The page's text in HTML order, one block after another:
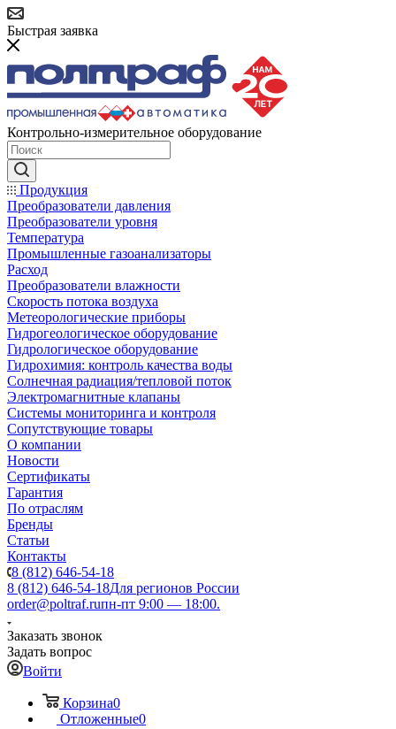
Быстрая заявка
Контрольно-измерительное оборудование
Продукция
Преобразователи давления
Преобразователи уровня
Температура
Промышленные газоанализаторы
Расход
Преобразователи влажности
Скорость потока воздуха
Метеорологические приборы
Гидрогеологическое оборудование
Гидрологическое оборудование
Гидрохимия: контроль качества воды
Солнечная радиация/тепловой поток
Электромагнитные клапаны
Системы мониторинга и контроля
Сопутствующие товары
О компании
Новости
Сертификаты
Гарантия
По отраслям
Бренды
Статьи
Контакты
8 (812) 646-54-18
8 (812) 646-54-18Для регионов России
order@poltraf.ruпн-пт 9:00 — 18:00.
Заказать звонок
Задать вопрос
Войти
Корзина0
Отложенные0